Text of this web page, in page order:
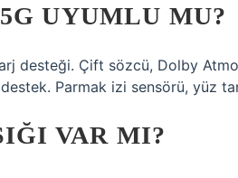
UYUMLU MU?
desteği. Çift sözcü, Dolby
Parmak izi sensörü, yüz
VAR MI?